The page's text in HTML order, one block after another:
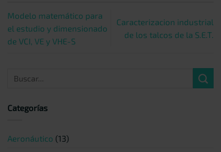
Modelo matemático para
el estudio y dimensionado
de VCI, VE y VHE-S
Caracterizacion industrial
de los talcos de la S.E.T.
Categorías
Aeronáutico (13)